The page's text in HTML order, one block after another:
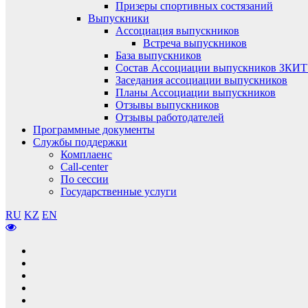
Призеры спортивных состязаний
Выпускники
Ассоциация выпускников
Встреча выпускников
База выпускников
Состав Ассоциации выпускников
Заседания ассоциации выпускников
Планы Ассоциации выпускников
Отзывы выпускников
Отзывы работодателей
Программные документы
Службы поддержки
Комплаенс
Call-center
По сессии
Государственные услуги
RU KZ EN